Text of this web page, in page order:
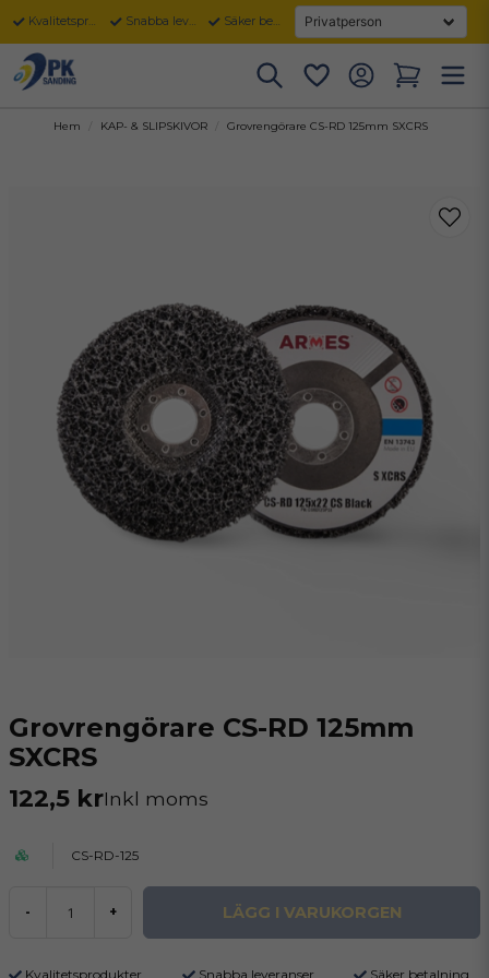
Kvalitetsprodukter Snabba leveranser Säker betalning
Hem KAP- & SLIPSKIVOR Grovrengörare CS-RD 125mm SXCRS
Grovrengörare CS-RD 125mm
SXCRS
122,5 krInkl moms
CS-RD-125
- + LÄGG I VARUKORGEN
Kvalitetsprodukter Snabba leveranser Säker betalning